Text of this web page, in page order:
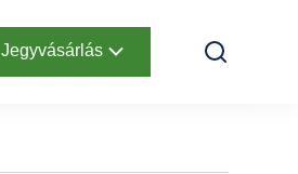
Jegyvásárlás